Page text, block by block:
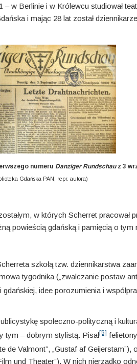
w Berlinie i w Królewcu studiował
i mając 28 lat został
numeru Danziger Rundschauz 3
Gdańska PAN; repr. autora)
w których Scherret
powieścią gdańską i pamięcią o tym
szkołą tzw. dziennikarstwa
tygodnika („zwalczanie postaw
idee porozumienia i
społecz­no-poli­tyczną i
tym – dobrym stylistą. Pisał[5]
Valmont”, „Gustaf af Geijerstam”),
und Theater”). W nich nierzadko